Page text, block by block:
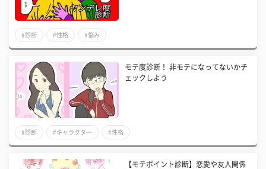
#診断 #性格 #悩み
モテ度診断！ 非モテになってないかチ
ェックしよう
#診断 #キャラクター #性格
【モテポイント診断】恋愛や友人関係